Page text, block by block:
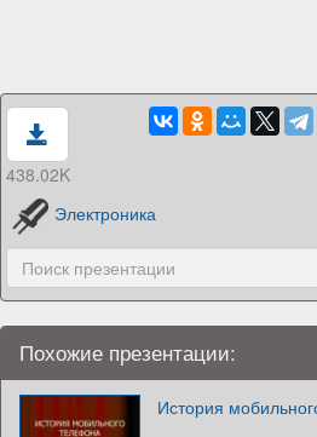
438.02K
Электроника
Похожие презентации:
История